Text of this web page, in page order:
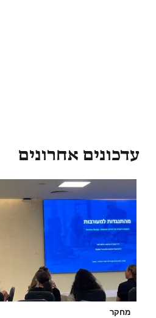
עדכונים אחרונים
מחקר